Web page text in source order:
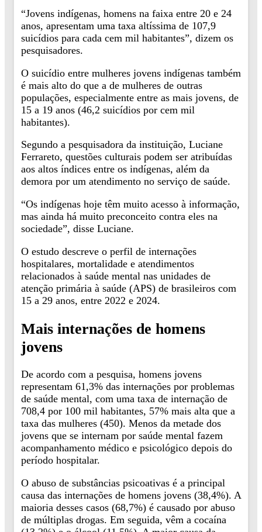
“Jovens indígenas, homens na faixa entre 20 e 24
anos, apresentam uma taxa altíssima de 107,9
suicídios para cada cem mil habitantes”, dizem os
pesquisadores.
O suicídio entre mulheres jovens indígenas também
é mais alto do que a de mulheres de outras
populações, especialmente entre as mais jovens, de
15 a 19 anos (46,2 suicídios por cem mil
habitantes).
Segundo a pesquisadora da instituição, Luciane
Ferrareto, questões culturais podem ser atribuídas
aos altos índices entre os indígenas, além da
demora por um atendimento no serviço de saúde.
“Os indígenas hoje têm muito acesso à informação,
mas ainda há muito preconceito contra eles na
sociedade”, disse Luciane.
O estudo descreve o perfil de internações
hospitalares, mortalidade e atendimentos
relacionados à saúde mental nas unidades de
atenção primária à saúde (APS) de brasileiros com
15 a 29 anos, entre 2022 e 2024.
Mais internações de homens
jovens
De acordo com a pesquisa, homens jovens
representam 61,3% das internações por problemas
de saúde mental, com uma taxa de internação de
708,4 por 100 mil habitantes, 57% mais alta que a
taxa das mulheres (450). Menos da metade dos
jovens que se internam por saúde mental fazem
acompanhamento médico e psicológico depois do
período hospitalar.
O abuso de substâncias psicoativas é a principal
causa das internações de homens jovens (38,4%). A
maioria desses casos (68,7%) é causado por abuso
de múltiplas drogas. Em seguida, vêm a cocaína